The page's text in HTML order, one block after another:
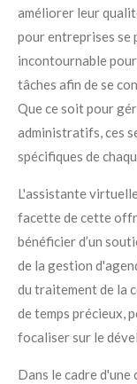
améliorer leur
pour entreprises se
incontournable
tâches afin de se
Que ce soit pour
administratifs, ces
spécifiques de
L'assistante
facette de cette
bénéficier d’un
de la gestion
du traitement de la
de temps précieux,
focaliser sur le
Dans le cadre d'une